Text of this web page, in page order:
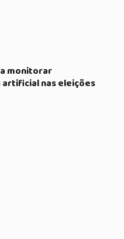
monitorar
nas eleições